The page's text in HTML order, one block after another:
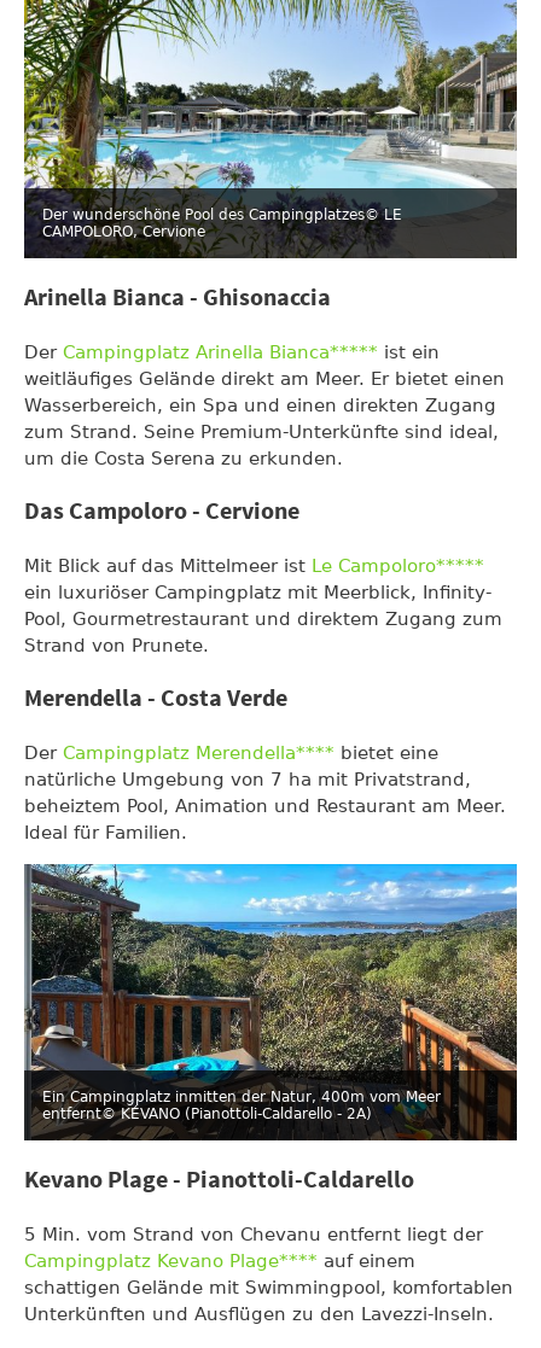
Der wunderschöne Pool des Campingplatzes© LE
CAMPOLORO, Cervione
Arinella Bianca - Ghisonaccia
Der Campingplatz Arinella Bianca***** ist ein
weitläufiges Gelände direkt am Meer. Er bietet einen
Wasserbereich, ein Spa und einen direkten Zugang
zum Strand. Seine Premium-Unterkünfte sind ideal,
um die Costa Serena zu erkunden.
Das Campoloro - Cervione
Mit Blick auf das Mittelmeer ist Le Campoloro*****
ein luxuriöser Campingplatz mit Meerblick, Infinity-
Pool, Gourmetrestaurant und direktem Zugang zum
Strand von Prunete.
Merendella - Costa Verde
Der Campingplatz Merendella**** bietet eine
natürliche Umgebung von 7 ha mit Privatstrand,
beheiztem Pool, Animation und Restaurant am Meer.
Ideal für Familien.
Ein Campingplatz inmitten der Natur, 400m vom Meer
entfernt© KÉVANO (Pianottoli-Caldarello - 2A)
Kevano Plage - Pianottoli-Caldarello
5 Min. vom Strand von Chevanu entfernt liegt der
Campingplatz Kevano Plage**** auf einem
schattigen Gelände mit Swimmingpool, komfortablen
Unterkünften und Ausflügen zu den Lavezzi-Inseln.